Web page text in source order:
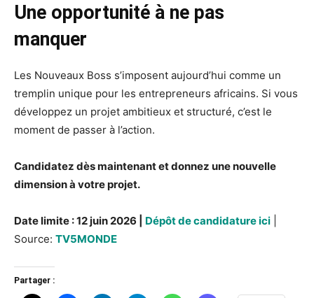
Une opportunité à ne pas
manquer
Les Nouveaux Boss s’imposent aujourd’hui comme un
tremplin unique pour les entrepreneurs africains. Si vous
développez un projet ambitieux et structuré, c’est le
moment de passer à l’action.
Candidatez dès maintenant et donnez une nouvelle
dimension à votre projet.
Date limite : 12 juin 2026 | Dépôt de candidature ici
Source: TV5MONDE
Partager :